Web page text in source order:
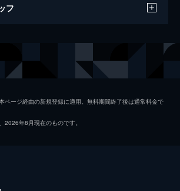
by the Original
フ
アンダーソン・パーク
ージ経由の新規登録に適用。無料期間終了後は通常料金で
年8月現在のものです。